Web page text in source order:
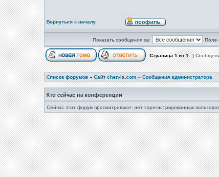
Вернуться к началу
Показать сообщения за: Поле
Страница1из1 [
Список форумов » Сайт chen-la.com » Сообщения администратора
Кто сейчас на конференции
Сейчас этот форум просматривают: нет зарегистрированных